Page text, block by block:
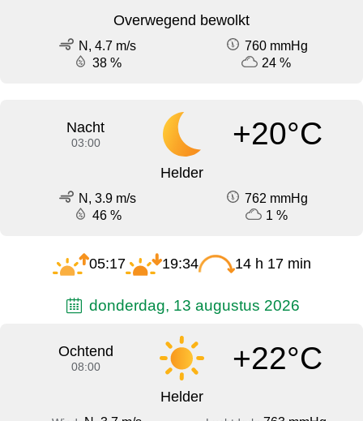
Overwegend bewolkt
N, 4.7 m/s
760 mmHg
38 %
24 %
Nacht
03:00 +20°C
Helder
N, 3.9 m/s
762 mmHg
46 %
1 %
05:17 19:34 14 h 17 min
donderdag, 13 augustus 2026
Ochtend
08:00 +22°C
Helder